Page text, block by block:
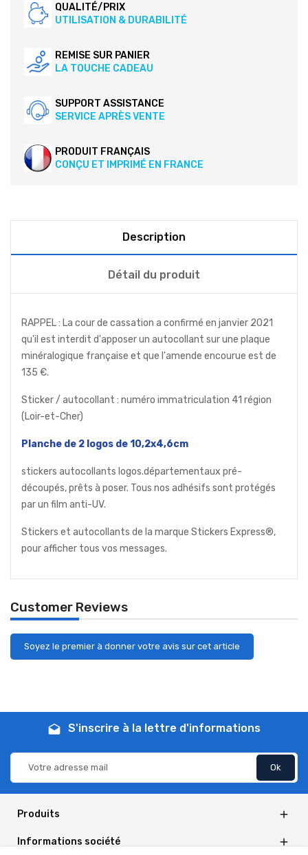
QUALITÉ/PRIX
UTILISATION & DURABILITÉ
REMISE SUR PANIER
LA TOUCHE CADEAU
SUPPORT ASSISTANCE
SERVICE APRÈS VENTE
PRODUIT FRANÇAIS
CONÇU ET IMPRIMÉ EN FRANCE
Description
Détail du produit
RAPPEL : La cour de cassation a confirmé en janvier 2021
qu'il est interdit d'apposer un autocollant sur une plaque
minéralogique française et que l'amende encourue est de
135 €.
Sticker / autocollant : numéro immatriculation 41 région
(Loir-et-Cher)
Planche de 2 logos de 10,2x4,6cm
stickers autocollants logos.départementaux pré-
découpés, prêts à poser. Tous nos adhésifs sont protégés
par un film anti-UV.
Stickers et autocollants de la marque Stickers Express®,
pour afficher tous vos messages.
Customer Reviews
Soyez le premier à donner votre avis sur cet article
drafts S'inscrire à la lettre d'informations
Produits 
Informations société 